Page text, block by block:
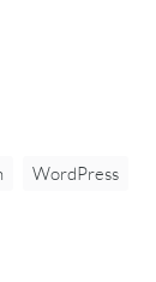
WordPress